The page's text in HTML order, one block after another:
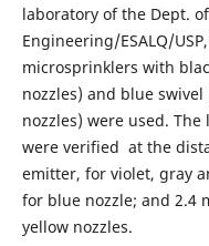
laboratory of the Dept.
Engineering/ESALQ/
microsprinklers with
nozzles) and blue
nozzles) were used.
were verified at the
emitter, for violet, gray
for blue nozzle; and 2.4
yellow nozzles.